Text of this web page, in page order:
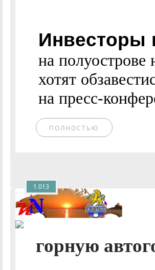
Инвесторы
на
хотят
на пресс-
ПОЛНОСТЬЮ
горную
1 013